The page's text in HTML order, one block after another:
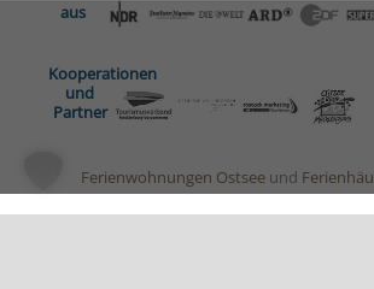
aus
Kooperationen
und
Partner
Ferienwohnungen Ostseeund